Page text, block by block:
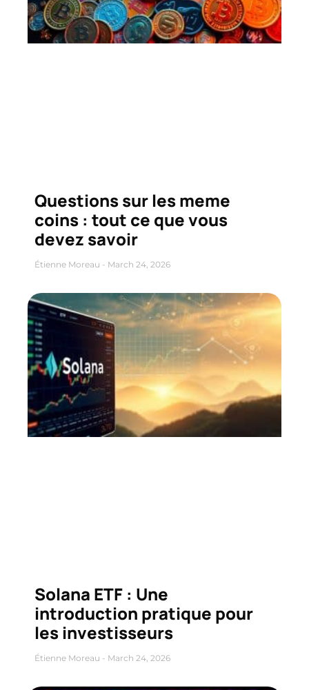
Questions sur les meme
coins : tout ce que vous
devez savoir
Étienne Moreau March 24, 2026
Solana ETF : Une
introduction pratique pour
les investisseurs
Étienne Moreau March 24, 2026